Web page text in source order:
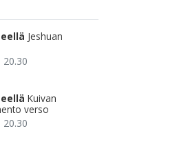
Jeshuan
20.30
Kuivan
verso
20.30